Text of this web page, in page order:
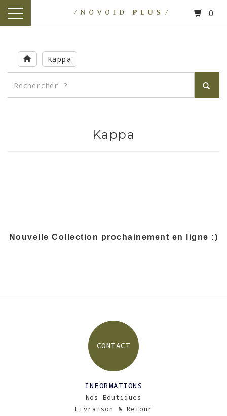
main
content
toggle
0
Kappa
Kappa
Nouvelle Collection prochainement en ligne :)
CONTACT
INFORMATIONS
Nos Boutiques
Livraison & Retour